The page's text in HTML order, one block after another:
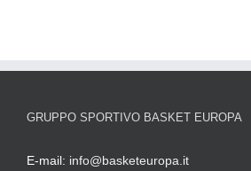
GRUPPO SPORTIVO BASKET EUROPA
E-mail: info@basketeuropa.it